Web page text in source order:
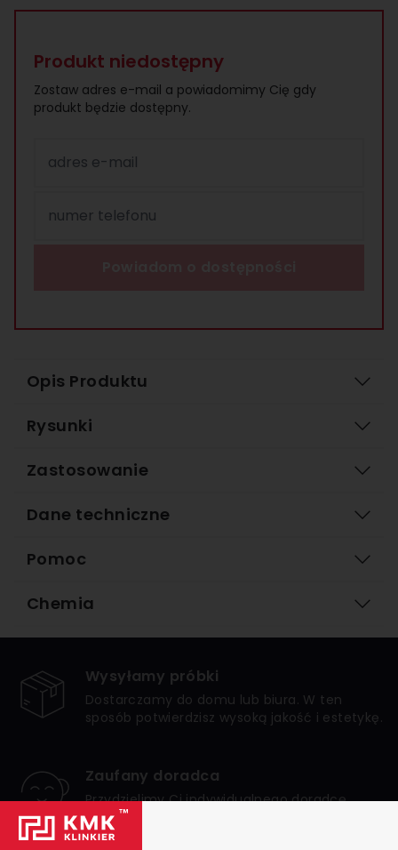
Produkt niedostępny
Zostaw adres e-mail a powiadomimy Cię gdy
produkt będzie dostępny.
adres e-mail
numer telefonu
Opis Produktu
Rysunki
Zastosowanie
Dane techniczne
Pomoc
Chemia
Wysyłamy próbki
Dostarczamy do domu lub biura. W ten
sposób potwierdzisz wysoką jakość i estetykę.
Zaufany doradca
Przydzielimy Ci indywidualnego doradcę,
który zagwarantuje bezpieczne i udane
zakupy.